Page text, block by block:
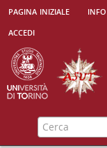
pagina iniziale
accedi